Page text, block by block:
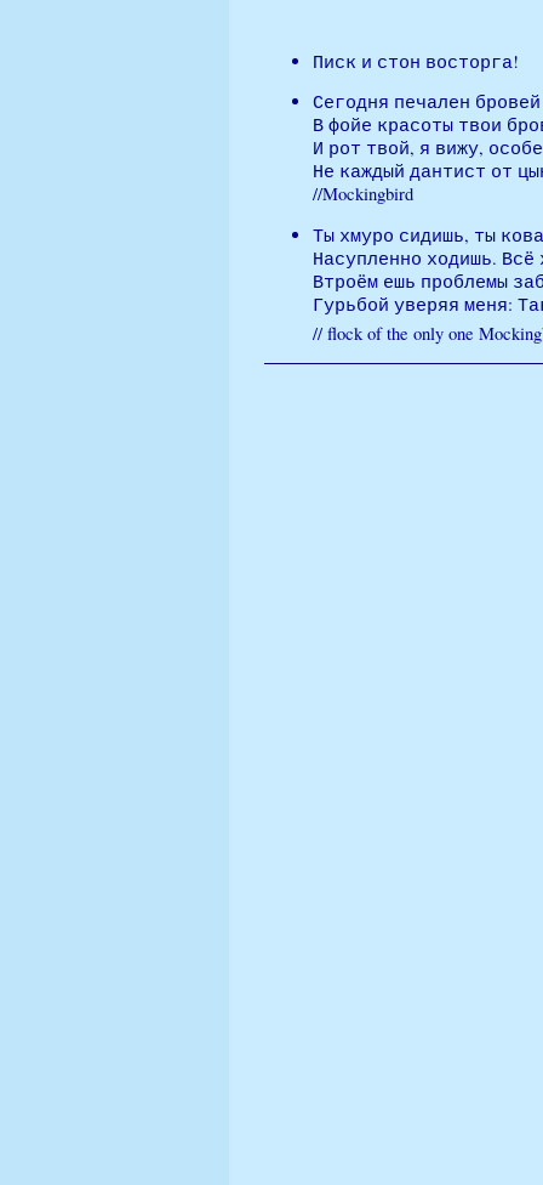
Писк и стон восторга!
Сегодня печален
В фойе красоты твои
И рот твой, я вижу,
Не каждый дантист от
//Mockingbird
Ты хмуро сидишь, ты
Насупленно ходишь.
Втроём ешь проблемы
Гурьбой уверяя меня:
// flock of the only one